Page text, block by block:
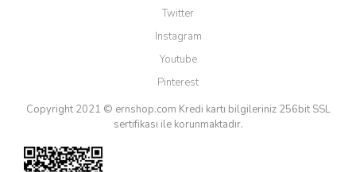
Twitter
Instagram
Youtube
Pinterest
Copyright 2021 © ernshop.com Kredi kartı bilgileriniz 256bit SSL
sertifikası ile korunmaktadır.